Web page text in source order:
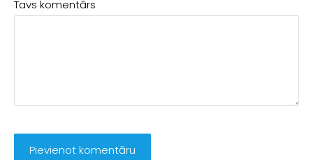
Tavs komentārs